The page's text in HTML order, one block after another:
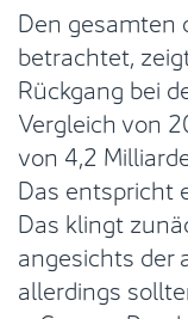
Den gesamten
betrachtet,
Rückgang bei
Vergleich von
von 4,2
Das entspricht
Das klingt
angesichts der
allerdings